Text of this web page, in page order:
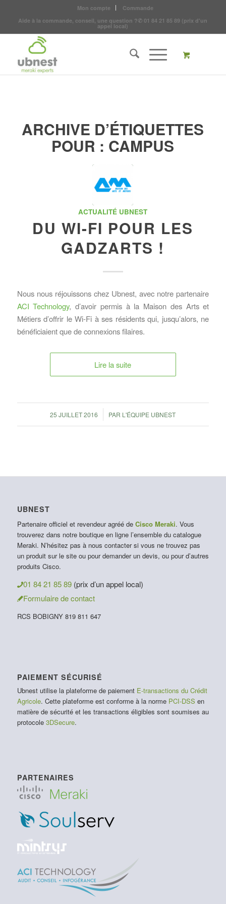
Mon compte
Commande
Aide à la commande, conseil, une question ?✆ 01 84 21 85 89 (prix d'un
appel local)
ARCHIVE D’ÉTIQUETTES
POUR : CAMPUS
ACTUALITÉ UBNEST
DU WI-FI POUR LES
GADZARTS !
Nous nous réjouissons chez Ubnest, avec notre partenaire
ACI Technology, d’avoir permis à la Maison des Arts et
Métiers d’offrir le Wi-Fi à ses résidents qui, jusqu’alors, ne
bénéficiaient que de connexions filaires.
Lire la suite
25 JUILLET 2016
/ PAR L'ÉQUIPE UBNEST
UBNEST
Partenaire officiel et revendeur agréé de Cisco Meraki. Vous
trouverez dans notre boutique en ligne l’ensemble du catalogue
Meraki. N’hésitez pas à nous contacter si vous ne trouvez pas
un produit sur le site ou pour demander un devis, ou pour d’autres
produits Cisco.
01 84 21 85 89 (prix d’un appel local)
Formulaire de contact
RCS BOBIGNY 819 811 647
PAIEMENT SÉCURISÉ
Ubnest utilise la plateforme de paiement E-transactions du Crédit
Agricole. Cette plateforme est conforme à la norme PCI-DSS en
matière de sécurité et les transactions éligibles sont soumises au
protocole 3DSecure.
PARTENAIRES